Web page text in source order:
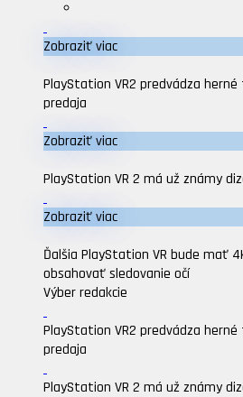
Zobraziť viac
PlayStation VR2 predvádza
predaja
Zobraziť viac
PlayStation VR 2 má už známy
Zobraziť viac
Ďalšia PlayStation VR bude mať
obsahovať sledovanie očí
Výber redakcie
PlayStation VR2 predvádza
predaja
PlayStation VR 2 má už známy